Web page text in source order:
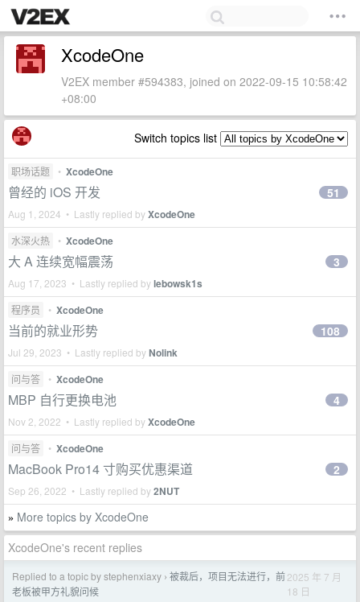
XcodeOne
V2EX member #594383, joined on 2022-09-15 10:58:42
+08:00
Switch topics list
职场话题 • XcodeOne
曾经的 iOS 开发
Aug 1, 2024 • Lastly replied byXcodeOne
51
水深火热 • XcodeOne
大 A 连续宽幅震荡
Aug 17, 2023 • Lastly replied bylebowsk1s
3
程序员 • XcodeOne
当前的就业形势
Jul 29, 2023 • Lastly replied byNolink
108
问与答 • XcodeOne
MBP 自行更换电池
Nov 2, 2022 • Lastly replied byXcodeOne
4
问与答 • XcodeOne
MacBook Pro14 寸购买优惠渠道
Sep 26, 2022 • Lastly replied by2NUT
2
» More topics by XcodeOne
XcodeOne's recent replies
Replied to a topic by stephenxiaxy › 被裁后，项目无法进行，前
老板被甲方礼貌问候
2025 年 7 月
18 日